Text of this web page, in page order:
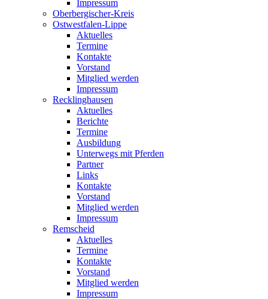
Impressum
Oberbergischer-Kreis
Ostwestfalen-Lippe
Aktuelles
Termine
Kontakte
Vorstand
Mitglied werden
Impressum
Recklinghausen
Aktuelles
Berichte
Termine
Ausbildung
Unterwegs mit Pferden
Partner
Links
Kontakte
Vorstand
Mitglied werden
Impressum
Remscheid
Aktuelles
Termine
Kontakte
Vorstand
Mitglied werden
Impressum